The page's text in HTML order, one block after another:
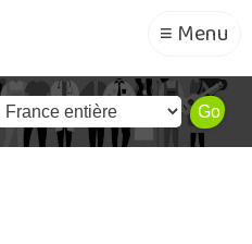
≡ Menu